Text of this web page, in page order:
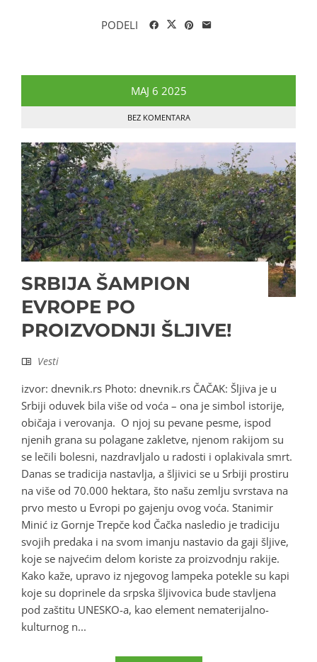
PODELI
MAJ 6 2025
BEZ KOMENTARA
SRBIJA ŠAMPION
EVROPE PO
PROIZVODNJI ŠLJIVE!
Vesti
izvor: dnevnik.rs Photo: dnevnik.rs ČAČAK: Šljiva je u
Srbiji oduvek bila više od voća – ona je simbol istorije,
običaja i verovanja. O njoj su pevane pesme, ispod
njenih grana su polagane zakletve, njenom rakijom su
se lečili bolesni, nazdravljalo u radosti i oplakivala smrt.
Danas se tradicija nastavlja, a šljivici se u Srbiji prostiru
na više od 70.000 hektara, što našu zemlju svrstava na
prvo mesto u Evropi po gajenju ovog voća. Stanimir
Minić iz Gornje Trepče kod Čačka nasledio je tradiciju
svojih predaka i na svom imanju nastavio da gaji šljive,
koje se najvećim delom koriste za proizvodnju rakije.
Kako kaže, upravo iz njegovog lampeka potekle su kapi
koje su doprinele da srpska šljivovica bude stavljena
pod zaštitu UNESKO-a, kao element nematerijalno-
kulturnog n...